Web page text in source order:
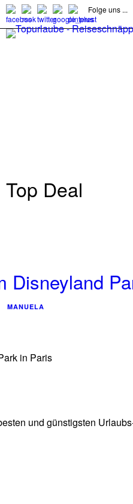
Folge uns ...
Top Deal
Disneyland
MANUELA
in Paris
und günstigsten